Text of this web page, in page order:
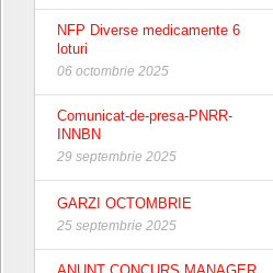
NFP Diverse medicamente 6
loturi
06 octombrie 2025
Comunicat-de-presa-PNRR-
INNBN
29 septembrie 2025
GARZI OCTOMBRIE
25 septembrie 2025